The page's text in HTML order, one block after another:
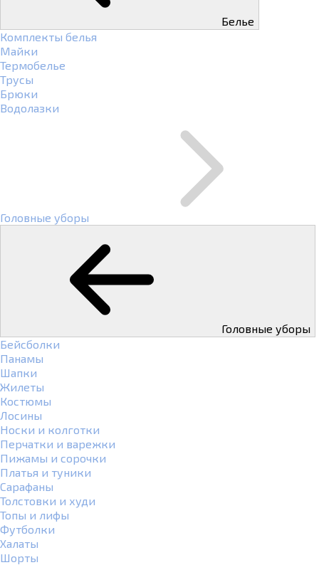
Белье
Комплекты белья
Майки
Термобелье
Трусы
Брюки
Водолазки
Головные уборы
Головные уборы
Бейсболки
Панамы
Шапки
Жилеты
Костюмы
Лосины
Носки и колготки
Перчатки и варежки
Пижамы и сорочки
Платья и туники
Сарафаны
Толстовки и худи
Топы и лифы
Футболки
Халаты
Шорты